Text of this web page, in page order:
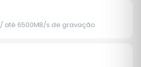
até 6500MB/s de gravação